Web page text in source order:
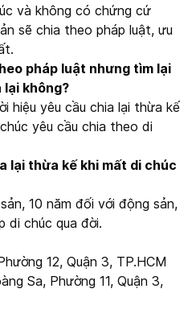
và không có chứng cứ
sẽ chia theo pháp luật, ưu
pháp luật nhưng tìm lại
không?
hiệu yêu cầu chia lại thừa kế
yêu cầu chia theo di
lại thừa kế khi mất di chúc
10 năm đối với động sản,
di chúc qua đời.
12, Quận 3, TP.HCM
Sa, Phường 11, Quận 3,